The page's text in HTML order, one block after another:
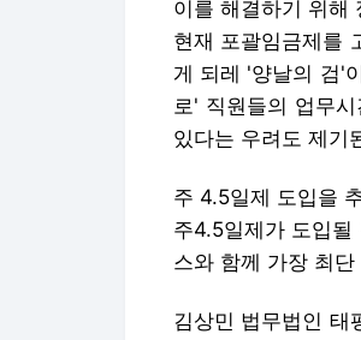
이를 해결하기 위해
현재 포괄임금제를
게 되레 '양날의 검'
로' 직원들의 업무
있다는 우려도 제기
주 4.5일제 도입을
주4.5일제가 도입
스와 함께 가장 최
김상민 법무법인 태